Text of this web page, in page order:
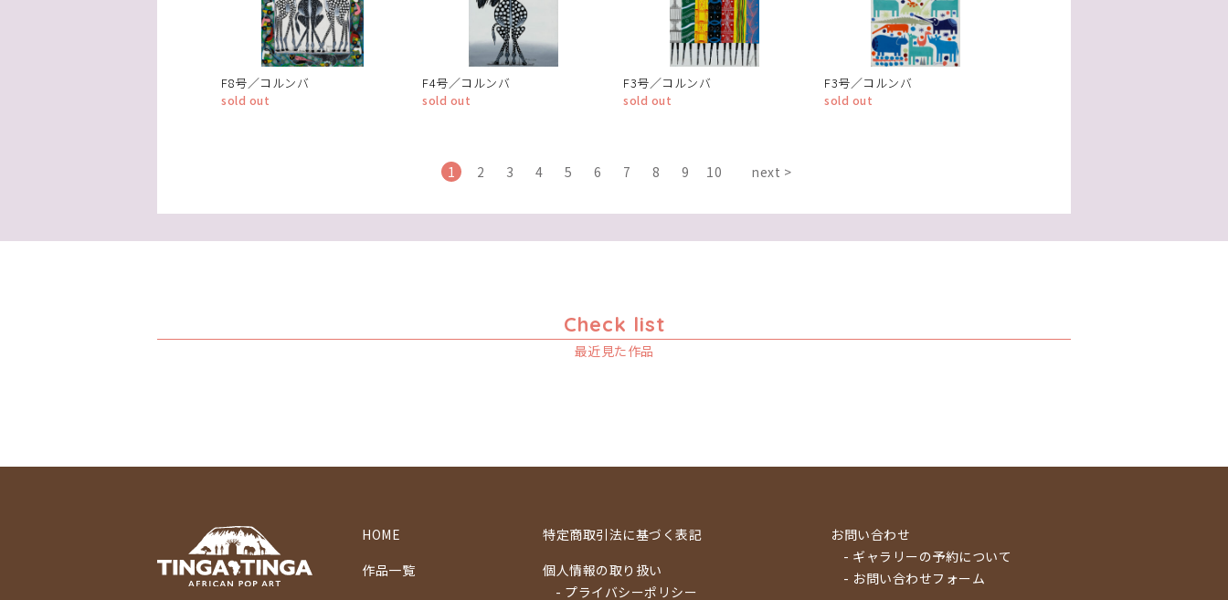
F8号／コルンバ
sold out
F4号／コルンバ
sold out
F3号／コルンバ
sold out
F3号／コルンバ
sold out
1 2 3 4 5 6 7 8 9 10 next >
Check list
最近見た作品
HOME
作品一覧
特定商取引法に基づく表記
個人情報の取り扱い
- プライバシーポリシー
お問い合わせ
- ギャラリーの予約について
- お問い合わせフォーム